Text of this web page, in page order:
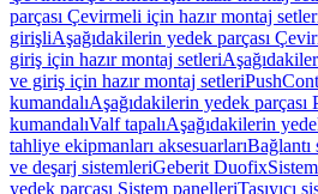
parçası Çevirmeli için hazır montaj
girişliAşağıdakilerin yedek parçası
giriş için hazır montaj setleri
ve giriş için hazır montaj setleri
kumandalıAşağıdakilerin yedek parçası
kumandalıValf tapalıAşağıdakilerin
tahliye ekipmanları aksesuarlarıBağlantı
ve deşarj sistemleriGeberit Duofix
yedek parçası Sistem panelleriTaşıyıcı